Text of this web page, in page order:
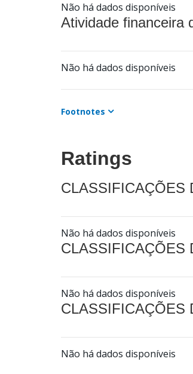
Não há dados disponíveis
Atividade financeira
Não há dados disponíveis
Footnotes
Ratings
CLASSIFICAÇÕES
Não há dados disponíveis
CLASSIFICAÇÕES
Não há dados disponíveis
CLASSIFICAÇÕES
Não há dados disponíveis